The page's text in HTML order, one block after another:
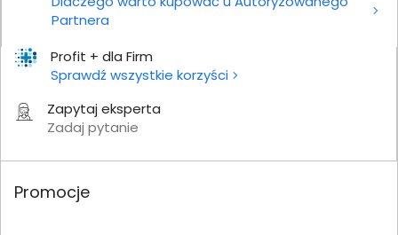
Profit + dla Firm
Sprawdź wszystkie korzyści
Zapytaj eksperta
Zadaj pytanie
Partnera
Promocje